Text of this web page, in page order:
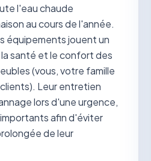
l'eau chaude
au cours de l'année.
équipements jouent un
santé et le confort des
(vous, votre famille
Leur entretien
lors d'une urgence,
afin d'éviter
de leur